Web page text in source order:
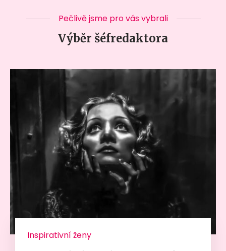
Pečlivě jsme pro vás vybrali
Výběr šéfredaktora
Inspirativní ženy